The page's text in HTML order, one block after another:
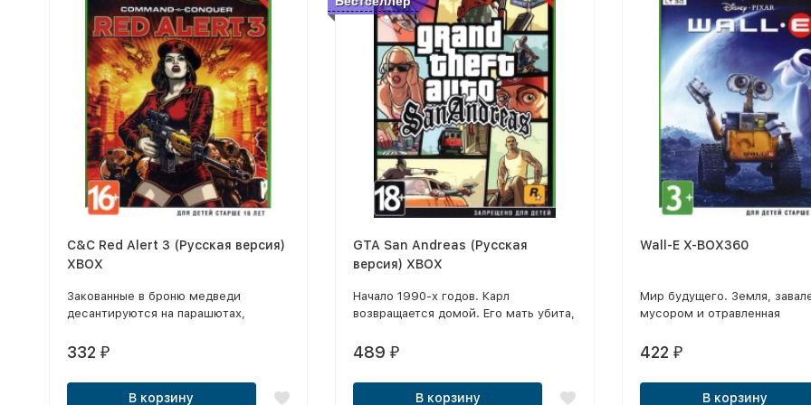
C&C Red Alert 3 (Русская версия)
XBOX
Закованные в броню медведи
десантируются на парашютах,
войска живыми солдатами, в небо
акул дирижабли. Это не бредовый
сон, это - Red Alert 3! Уникальная
332 ₽
В корзину
GTA San Andreas (Русская
версия) XBOX
Начало 1990-х годов. Карл
возвращается домой. Его мать убита,
беду, а против него самого
обвинение в убийстве. Чтобы
вернуть близких и восстановить
489₽
В корзину
Wall-E X-BOX360
Мир будущего. Земля,
мусором и отравленная
непригодна для жизни. Всем
благотворительная
Large. Она отправляет все
422 ₽
В корзину